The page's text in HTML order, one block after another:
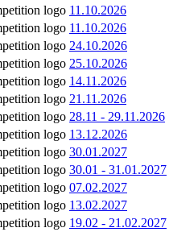
11.10.2026
11.10.2026
24.10.2026
25.10.2026
14.11.2026
21.11.2026
28.11 - 29.11.2026
13.12.2026
30.01.2027
30.01 - 31.01.2027
07.02.2027
13.02.2027
19.02 - 21.02.2027